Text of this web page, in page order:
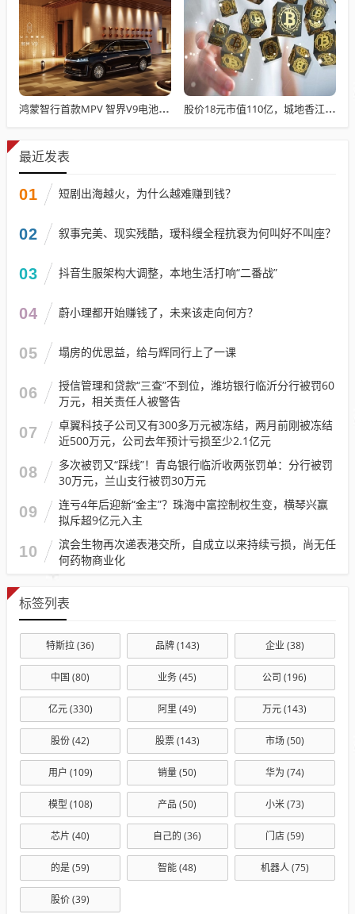
鸿蒙智行首款MPV 智界V9电池信息曝光：WLTC最远续航223km 股价18元市值110亿，城地香江却被查出连续7季财报失真
最近发表
01 短剧出海越火，为什么越难赚到钱？
02 叙事完美、现实残酷，瑷科缦全程抗衰为何叫好不叫座？
03 抖音生服架构大调整，本地生活打响“二番战”
04 蔚小理都开始赚钱了，未来该走向何方？
05 塌房的优思益，给与辉同行上了一课
06
授信管理和贷款“三查”不到位，潍坊银行临沂分行被罚60
万元，相关责任人被警告
07
卓翼科技子公司又有300多万元被冻结，两月前刚被冻结
近500万元，公司去年预计亏损至少2.1亿元
08
多次被罚又“踩线”！青岛银行临沂收两张罚单：分行被罚
30万元，兰山支行被罚30万元
09
连亏4年后迎新“金主”？珠海中富控制权生变，横琴兴赢
拟斥超9亿元入主
10
滨会生物再次递表港交所，自成立以来持续亏损，尚无任
何药物商业化
标签列表
特斯拉(36) 品牌(143) 企业(38)
中国 (80) 业务(45) 公司 (196)
亿元(330) 阿里 (49) 万元(143)
股份(42) 股票(143) 市场(50)
用户 (109) 销量(50) 华为 (74)
模型 (108) 产品 (50) 小米(73)
芯片 (40) 自己的 (36) 门店(59)
的是(59) 智能(48) 机器人(75)
股价(39)